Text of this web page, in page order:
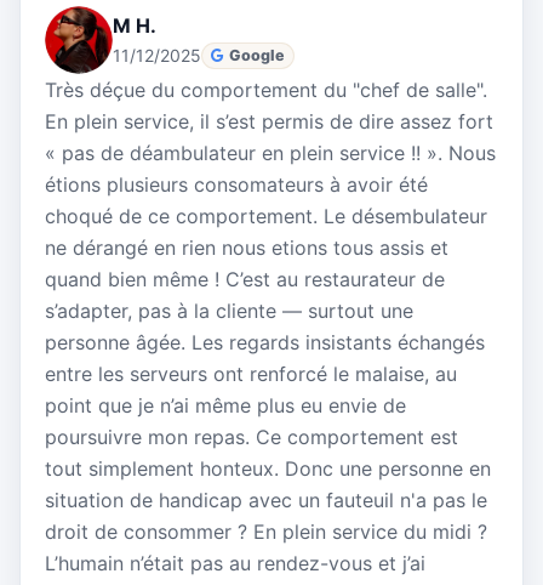
M H.
11/12/2025 Google
Très déçue du comportement du "chef de salle".
En plein service, il s’est permis de dire assez fort
« pas de déambulateur en plein service !! ». Nous
étions plusieurs consomateurs à avoir été
choqué de ce comportement. Le désembulateur
ne dérangé en rien nous etions tous assis et
quand bien même ! C’est au restaurateur de
s’adapter, pas à la cliente — surtout une
personne âgée. Les regards insistants échangés
entre les serveurs ont renforcé le malaise, au
point que je n’ai même plus eu envie de
poursuivre mon repas. Ce comportement est
tout simplement honteux. Donc une personne en
situation de handicap avec un fauteuil n'a pas le
droit de consommer ? En plein service du midi ?
L’humain n’était pas au rendez-vous et j’ai